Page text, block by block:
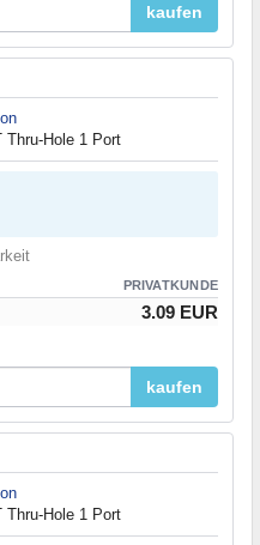
kaufen
Thru-Hole 1 Port
PRIVATKUNDE
3.09 EUR
kaufen
Thru-Hole 1 Port